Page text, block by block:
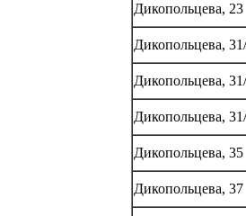
Дикопольцева, 23
Дикопольцева,
Дикопольцева,
Дикопольцева,
Дикопольцева, 35
Дикопольцева, 37